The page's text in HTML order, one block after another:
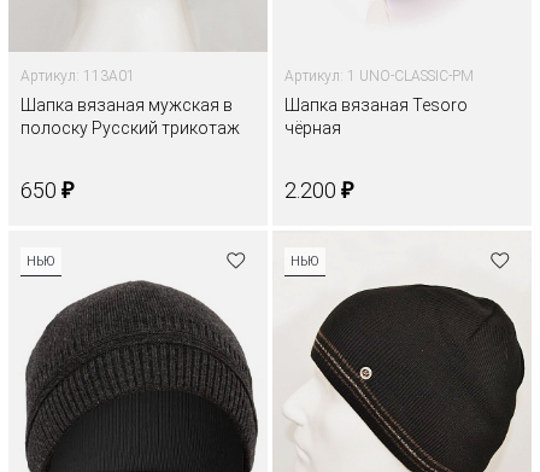
Артикул: 113A01
Шапка вязаная мужская в
полоску Русский трикотаж
650 ₽
Артикул: 1 UNO-CLASSIC-PM
Шапка вязаная Tesoro
чёрная
2.200 ₽
НЬЮ НЬЮ